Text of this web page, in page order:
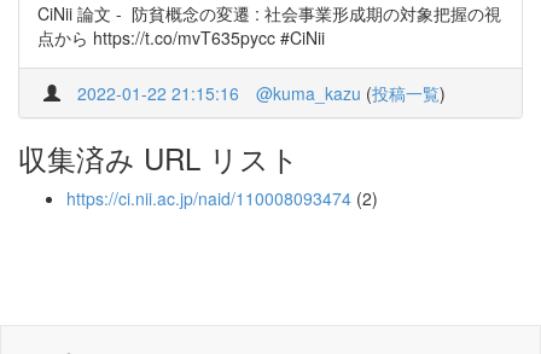
CiNii 論文 - 防貧概念の変遷 : 社会事業形成期の対象把握の視
点から https://t.co/mvT635pycc #CiNii
2022-01-22 21:15:16 @kuma_kazu (投稿一覧)
収集済み URL リスト
https://ci.nii.ac.jp/naid/110008093474 (2)